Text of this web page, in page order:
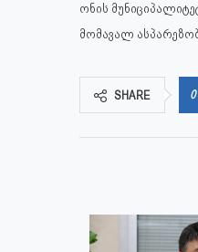
ონის
მომავალ
SHARE 0